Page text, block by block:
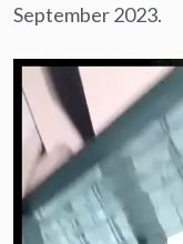
September 2023.